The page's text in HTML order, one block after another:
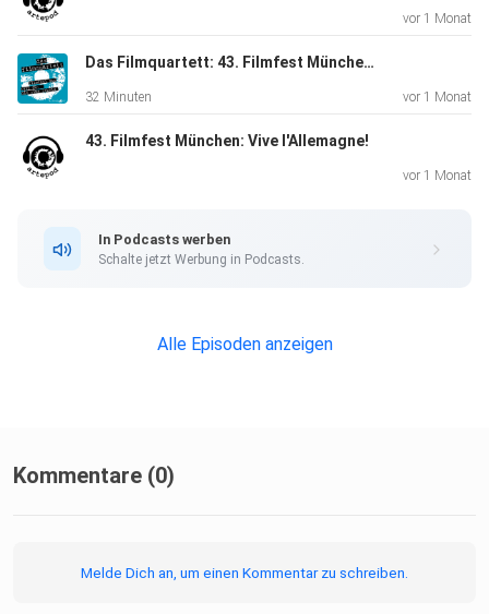
vor 1 Monat
Das Filmquartett: 43. Filmfest München, Folge 02: CineRebels
32 Minuten vor 1 Monat
43. Filmfest München: Vive l'Allemagne!
vor 1 Monat
In Podcasts werben
Schalte jetzt Werbung in Podcasts.
Alle Episoden anzeigen
Kommentare (0)
Melde Dich an, um einen Kommentar zu schreiben.